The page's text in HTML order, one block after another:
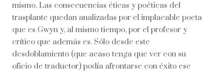
mismo. Las consecuencias éticas y poéticas del
trasplante quedan analizadas por el implacable poeta
que es Gwyn y, al mismo tiempo, por el profesor y
crítico que además es. Sólo desde este
desdoblamiento (que acaso tenga que ver con su
oficio de traductor) podía afrontarse con éxito ese